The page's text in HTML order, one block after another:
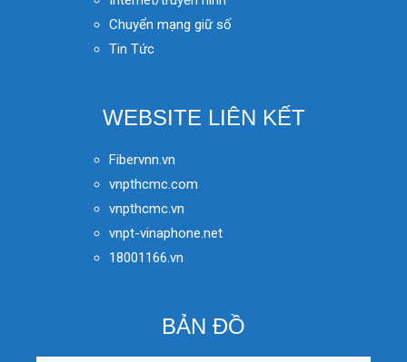
Chuyển mạng giữ số
Tin Tức
WEBSITE LIÊN KẾT
Fibervnn.vn
vnpthcmc.com
vnpthcmc.vn
vnpt-vinaphone.net
18001166.vn
BẢN ĐỒ